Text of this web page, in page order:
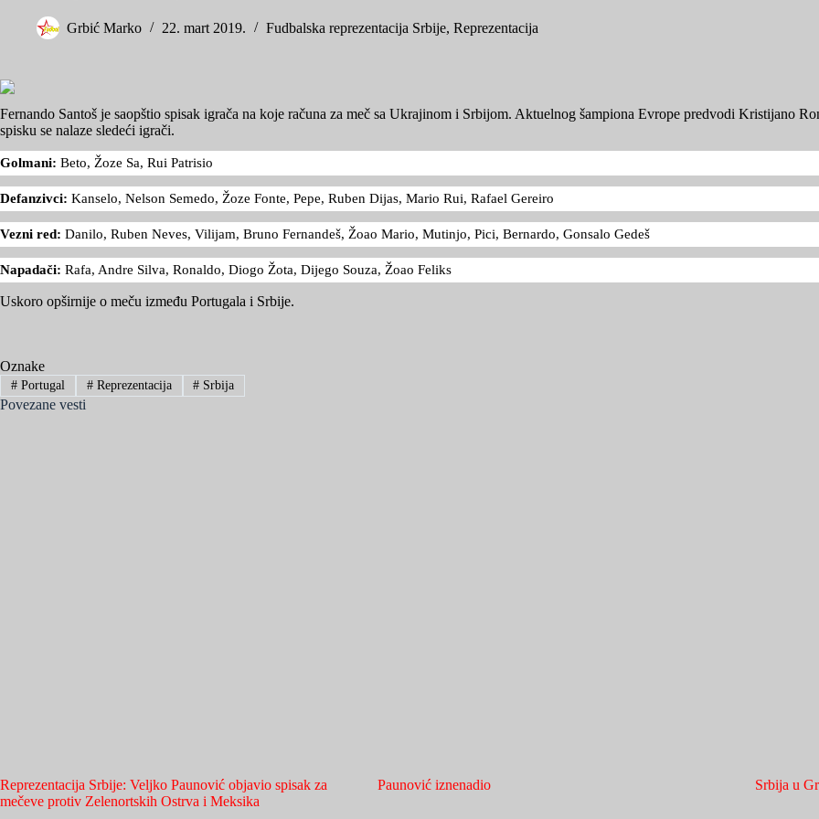
Grbić Marko 22. mart 2019. Fudbalska reprezentacija Srbije, Reprezentacija
Fernando Santoš je saopštio spisak igrača na koje računa za meč sa Ukrajinom i Srbijom. Aktuelnog šampiona Evrope predvodi Kristijano
spisku se nalaze sledeći igrači.
Golmani: Beto, Žoze Sa, Rui Patrisio
Defanzivci: Kanselo, Nelson Semedo, Žoze Fonte, Pepe, Ruben Dijas, Mario Rui, Rafael Gereiro
Vezni red: Danilo, Ruben Neves, Vilijam, Bruno Fernandeš, Žoao Mario, Mutinjo, Pici, Bernardo, Gonsalo Gedeš
Napadači: Rafa, Andre Silva, Ronaldo, Diogo Žota, Dijego Souza, Žoao Feliks
Uskoro opširnije o meču između Portugala i Srbije.
Oznake
#Portugal #Reprezentacija # Srbija
Povezane vesti
Reprezentacija Srbije: Veljko Paunović objavio spisak za
mečeve protiv Zelenortskih Ostrva i Meksika
Paunović iznenadio Srbija u